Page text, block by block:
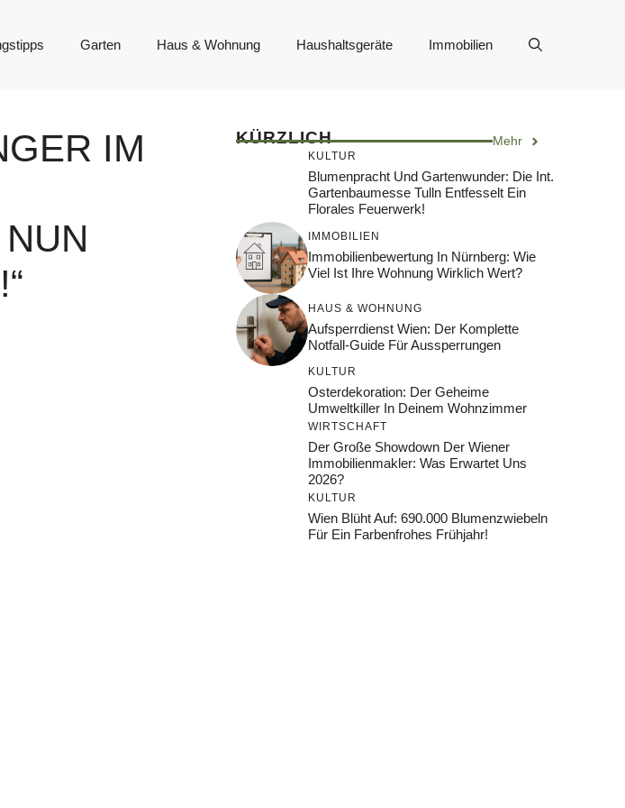
Garten Haus & Wohnung Haushaltsgeräte Immobilien
IM
‚
KÜRZLICH Mehr
KULTUR
Blumenpracht Und Gartenwunder: Die Int.
Gartenbaumesse Tulln Entfesselt Ein
Florales Feuerwerk!
IMMOBILIEN
Immobilienbewertung In Nürnberg: Wie
Viel Ist Ihre Wohnung Wirklich Wert?
HAUS & WOHNUNG
Aufsperrdienst Wien: Der Komplette
Notfall-Guide Für Aussperrungen
KULTUR
Osterdekoration: Der Geheime
Umweltkiller In Deinem Wohnzimmer
WIRTSCHAFT
Der Große Showdown Der Wiener
Immobilienmakler: Was Erwartet Uns
2026?
KULTUR
Wien Blüht Auf: 690.000 Blumenzwiebeln
Für Ein Farbenfrohes Frühjahr!